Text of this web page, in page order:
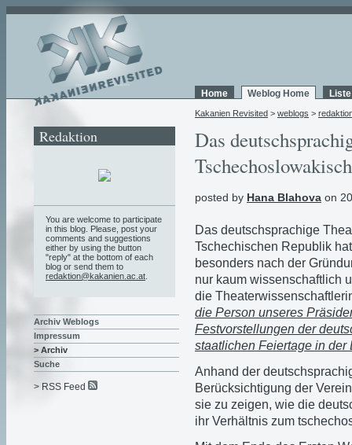
Home Weblog Home
Kakanien Revisited > weblogs >
Das
posted by Hana Blahova on
Das deutschsprachige
Tschechischen Republik
besonders nach der
nur kaum wissenschaftlich
die
die Person unseres
Festvorstellungen der
staatlichen Feiertage in
Anhand der
Berücksichtigung der
sie zu zeigen, wie die
ihr Verhältnis zum
Redaktion
You are welcome to participate
in this blog. Please, post your
comments and suggestions
either by using the button
"reply" at the bottom of each
blog or send them to
redaktion@kakanien.ac.at
Archiv Weblogs
Impressum
> Archiv
Suche
> RSS Feed